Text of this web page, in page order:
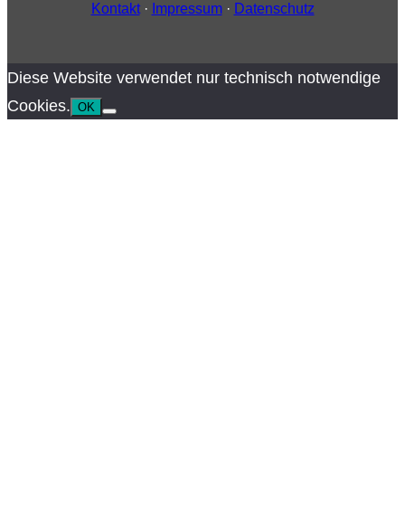
Kontakt· Impressum· Datenschutz
Diese Website verwendet nur technisch notwendige
Cookies. OK